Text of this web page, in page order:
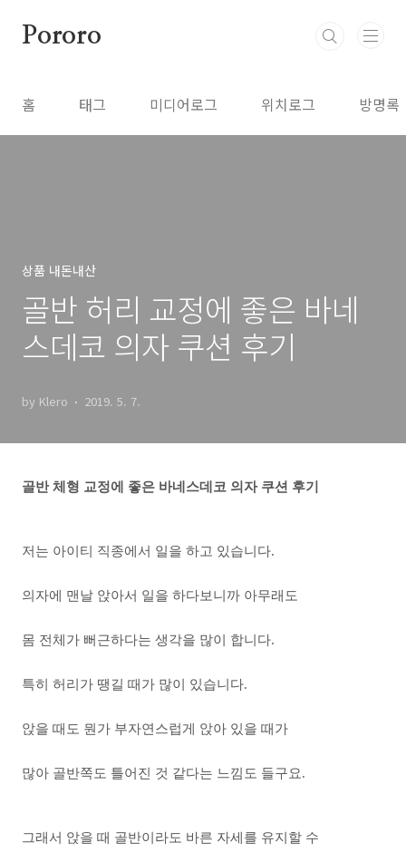
Pororo
홈 태그 미디어로그 위치로그 방명록
상품 내돈내산
골반 허리 교정에 좋은 바네
스데코 의자 쿠션 후기
by Klero 2019. 5. 7.
골반 체형 교정에 좋은 바네스데코 의자 쿠션 후기
저는 아이티 직종에서 일을 하고 있습니다.
의자에 맨날 앉아서 일을 하다보니까 아무래도
몸 전체가 뻐근하다는 생각을 많이 합니다.
특히 허리가 땡길 때가 많이 있습니다.
앉을 때도 뭔가 부자연스럽게 앉아 있을 때가
많아 골반쪽도 틀어진 것 같다는 느낌도 들구요.
그래서 앉을 때 골반이라도 바른 자세를 유지할 수